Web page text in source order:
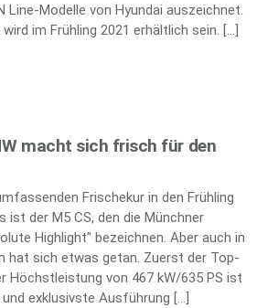
Line-Modelle von Hyundai auszeichnet.
im Frühling 2021 erhältlich sein. […]
macht sich frisch für den
Frischekur in den Frühling
ist der M5 CS, den die Münchner
Highlight" bezeichnen. Aber auch in
hat sich etwas getan. Zuerst der Top-
Höchstleistung von 467 kW/635 PS ist
exklusivste Ausführung […]